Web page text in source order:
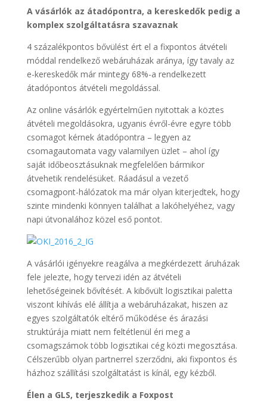
A vásárlók az átadópontra, a kereskedők pedig a
komplex szolgáltatásra szavaznak
4 százalékpontos bővülést ért el a fixpontos átvételi
móddal rendelkező webáruházak aránya, így tavaly az
e-kereskedők már mintegy 68%-a rendelkezett
átadópontos átvételi megoldással.
Az online vásárlók egyértelműen nyitottak a köztes
átvételi megoldásokra, ugyanis évről-évre egyre több
csomagot kérnek átadópontra – legyen az
csomagautomata vagy valamilyen üzlet – ahol így
saját időbeosztásuknak megfelelően bármikor
átvehetik rendelésüket. Ráadásul a vezető
csomagpont-hálózatok ma már olyan kiterjedtek, hogy
szinte mindenki könnyen találhat a lakóhelyéhez, vagy
napi útvonalához közel eső pontot.
A vásárlói igényekre reagálva a megkérdezett áruházak
fele jelezte, hogy tervezi idén az átvételi
lehetőségeinek bővítését. A kibővült logisztikai paletta
viszont kihívás elé állítja a webáruházakat, hiszen az
egyes szolgáltatók eltérő működése és árazási
struktúrája miatt nem feltétlenül éri meg a
csomagszámok több logisztikai cég közti megosztása.
Célszerűbb olyan partnerrel szerződni, aki fixpontos és
házhoz szállítási szolgáltatást is kínál, egy kézből.
Élen a GLS, terjeszkedik a Foxpost